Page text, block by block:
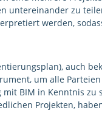
untereinander zu
werden,
auch
um alle
BIM in Kenntnis zu
Projekten,